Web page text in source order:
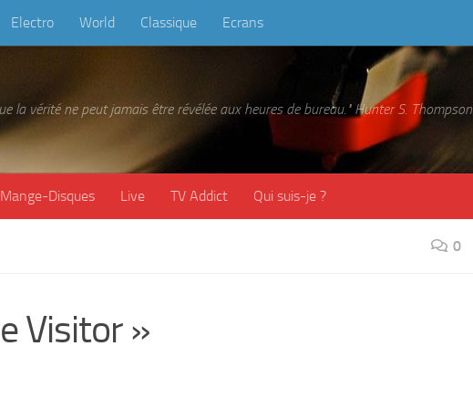
Electro World Classique Ecrans
la vérité ne peut jamais être révélée aux heures de bureau." Hunter S. Thompson
Mange-Disques Live TV Addict Qui suis-je ?
0
Visitor »